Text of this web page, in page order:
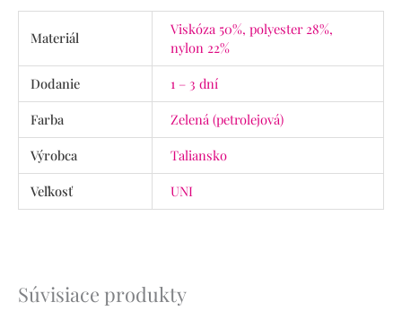
Materiál
Viskóza 50%, polyester 28%,
nylon 22%
Dodanie
1 – 3 dní
Farba
Zelená (petrolejová)
Výrobca
Taliansko
Veľkosť
UNI
Súvisiace produkty